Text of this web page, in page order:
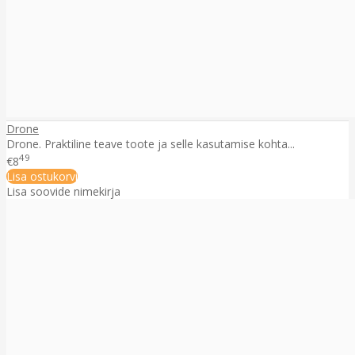
Drone
Drone. Praktiline teave toote ja selle kasutamise kohta...
€849
Lisa ostukorvi
Lisa soovide nimekirja